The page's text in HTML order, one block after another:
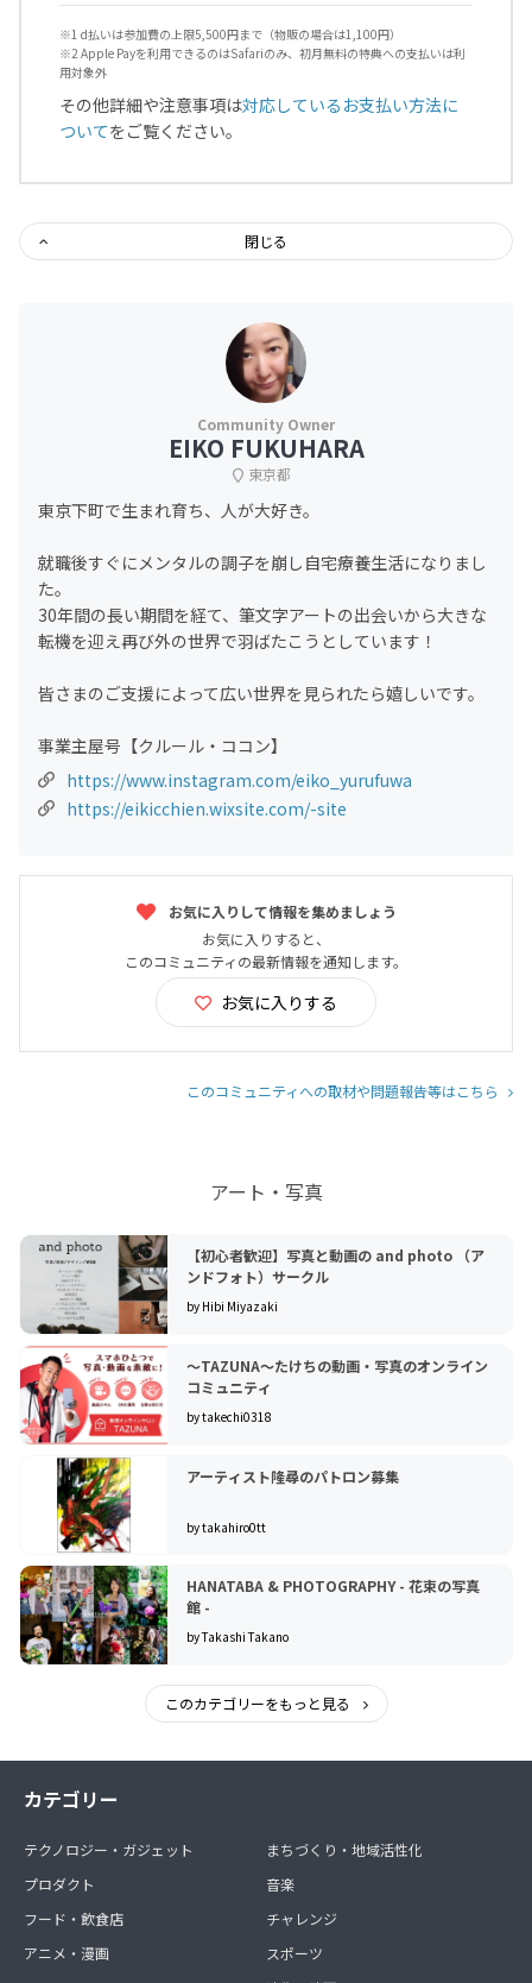
※1 d払いは参加費の上限5,500円まで（物販の場合は1,100円）
※2 Apple Payを利用できるのはSafariのみ、初月無料の特典への支払いは利
用対象外
その他詳細や注意事項は対応しているお支払い方法に
ついてをご覧ください。
閉じる
EIKO FUKUHARA
東京都
東京下町で生まれ育ち、人が大好き。
就職後すぐにメンタルの調子を崩し自宅療養生活になりまし
た。
30年間の長い期間を経て、筆文字アートの出会いから大きな
転機を迎え再び外の世界で羽ばたこうとしています！
皆さまのご支援によって広い世界を見られたら嬉しいです。
事業主屋号【クルール・ココン】
https://www.instagram.com/eiko_yurufuwa
https://eikicchien.wixsite.com/-site
お気に入りして情報を集めましょう
お気に入りすると、
このコミュニティの最新情報を通知します。
お気に入りする
このコミュニティへの取材や問題報告等はこちら
アート・写真
【初心者歓迎】写真と動画の and photo （ア
ンドフォト）サークル
by Hibi Miyazaki
〜TAZUNA〜たけちの動画・写真のオンライン
コミュニティ
by takechi0318
アーティスト隆尋のパトロン募集
by takahiro0tt
HANATABA & PHOTOGRAPHY - 花束の写真
館 -
by Takashi Takano
このカテゴリーをもっと見る
カテゴリー
テクノロジー・ガジェット
プロダクト
フード・飲食店
アニメ・漫画
まちづくり・地域活性化
音楽
チャレンジ
スポーツ